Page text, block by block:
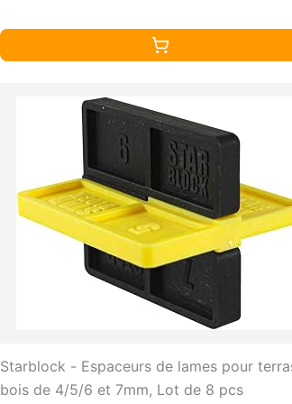
Starblock - Espaceurs de lames pour
bois de 4/5/6 et 7mm, Lot de 8 pcs